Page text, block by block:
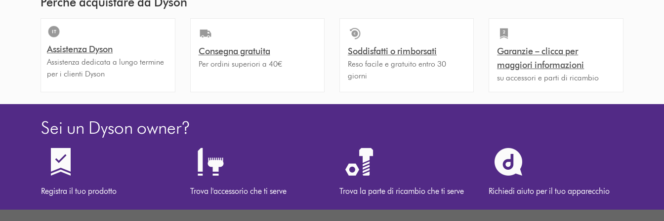
Assistenza Dyson
Assistenza dedicata a lungo termine
per i clienti Dyson
Consegna gratuita
Per ordini superiori a 40€
Soddisfatti o rimborsati
Reso facile e gratuito entro 30
giorni
Garanzie – clicca per
maggiori informazioni
su accessori e parti di ricambio
Sei un Dyson owner?
Registra il tuo prodotto Trova l'accessorio che ti serve Trova la parte di ricambio che ti serve Richiedi aiuto per il tuo apparecchio